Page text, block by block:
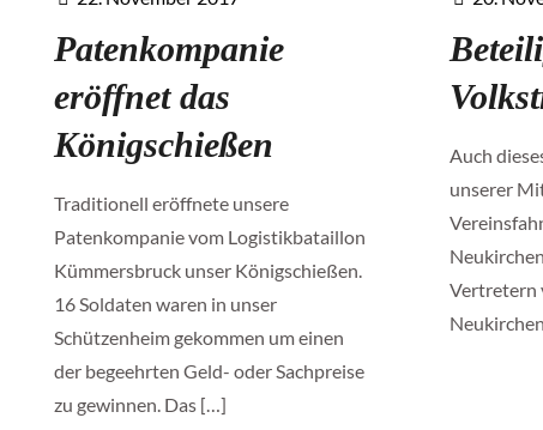
Patenkompanie
eröffnet das
Königschießen
Traditionell eröffnete unsere
Patenkompanie vom Logistikbataillon
Kümmersbruck unser Königschießen.
16 Soldaten waren in unser
Schützenheim gekommen um einen
der begeehrten Geld- oder Sachpreise
zu gewinnen. Das […]
Auch
unserer
Vertretern